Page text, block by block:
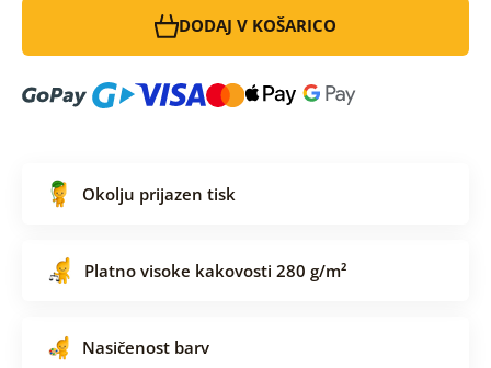
DODAJ V KOŠARICO
Okolju prijazen tisk
Platno visoke kakovosti 280 g/m²
Nasičenost barv